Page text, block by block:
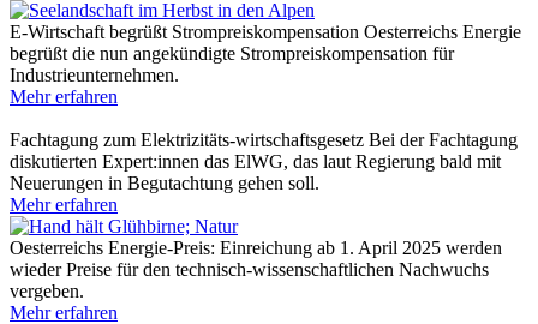
E-Wirtschaft begrüßt Strompreiskompensation Oesterreichs Energie
begrüßt die nun angekündigte Strompreiskompensation für
Industrieunternehmen.
Mehr erfahren
Fachtagung zum Elektrizitäts-wirtschaftsgesetz Bei der Fachtagung
diskutierten Expert:innen das ElWG, das laut Regierung bald mit
Neuerungen in Begutachtung gehen soll.
Mehr erfahren
Oesterreichs Energie-Preis: Einreichung ab 1. April 2025 werden
wieder Preise für den technisch-wissenschaftlichen Nachwuchs
vergeben.
Mehr erfahren